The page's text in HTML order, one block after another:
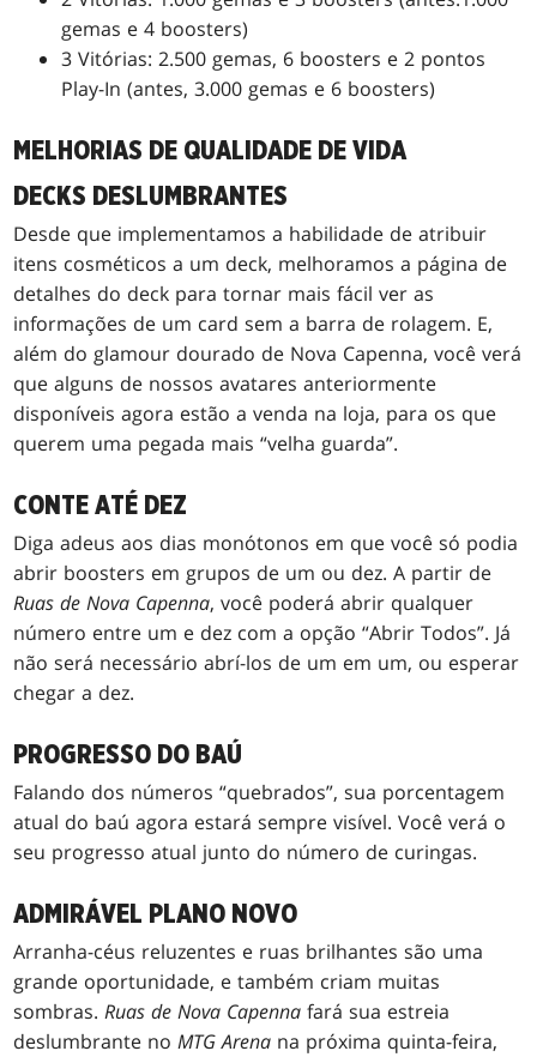
gemas e 4 boosters)
3 Vitórias: 2.500 gemas, 6 boosters e 2 pontos
Play-In (antes, 3.000 gemas e 6 boosters)
MELHORIAS DE QUALIDADE DE VIDA
DECKS DESLUMBRANTES
Desde que implementamos a habilidade de atribuir
itens cosméticos a um deck, melhoramos a página de
detalhes do deck para tornar mais fácil ver as
informações de um card sem a barra de rolagem. E,
além do glamour dourado de Nova Capenna, você verá
que alguns de nossos avatares anteriormente
disponíveis agora estão a venda na loja, para os que
querem uma pegada mais “velha guarda”.
CONTE ATÉ DEZ
Diga adeus aos dias monótonos em que você só podia
abrir boosters em grupos de um ou dez. A partir de
Ruas de Nova Capenna, você poderá abrir qualquer
número entre um e dez com a opção “Abrir Todos”. Já
não será necessário abrí-los de um em um, ou esperar
chegar a dez.
PROGRESSO DO BAÚ
Falando dos números “quebrados”, sua porcentagem
atual do baú agora estará sempre visível. Você verá o
seu progresso atual junto do número de curingas.
ADMIRÁVEL PLANO NOVO
Arranha-céus reluzentes e ruas brilhantes são uma
grande oportunidade, e também criam muitas
sombras.Ruas de Nova Capenna fará sua estreia
deslumbrante noMTG Arena na próxima quinta-feira,